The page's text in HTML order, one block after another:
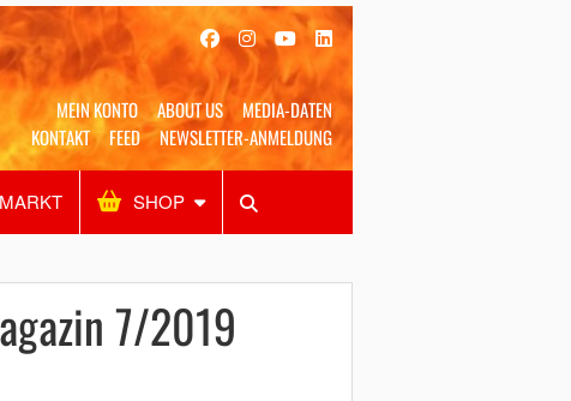
MEIN KONTO ABOUT US
MEDIA-DATEN
KONTAKT
FEED NEWSLETTER-ANMELDUNG
SHOP
Alles Shop SUCHEN
7/2019